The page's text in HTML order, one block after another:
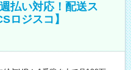
払い対応！配送ス
ロジスコ】